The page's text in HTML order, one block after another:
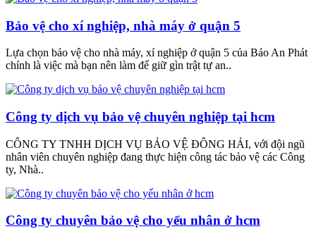
Bảo vệ cho xí nghiệp, nhà máy ở quận 5
Lựa chọn bảo vệ cho nhà máy, xí nghiệp ở quận 5 của Bảo An Phát
chính là việc mà bạn nên làm để giữ gìn trật tự an..
Công ty dịch vụ bảo vệ chuyên nghiệp tại hcm
CÔNG TY TNHH DỊCH VỤ BẢO VỆ ĐÔNG HẢI, với đội ngũ
nhân viên chuyên nghiệp đang thực hiện công tác bảo vệ các Công
ty, Nhà..
Công ty chuyên bảo vệ cho yếu nhân ở hcm